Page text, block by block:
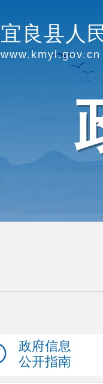
宜良县人
www.kmyl.gov.cn
政府信息
公开指南